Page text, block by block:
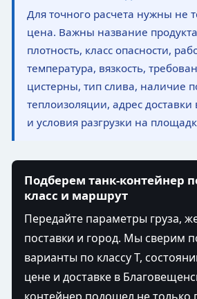
Для точного расчета нужны не
цена. Важны название
плотность, класс опасности,
температура, вязкость,
цистерны, тип слива, наличие
теплоизоляции, адрес
и условия разгрузки на
Подберем танк-контейнер
класс и маршрут
Передайте параметры груза,
поставки и город. Мы сверим
варианты по классу T,
цене и доставке в